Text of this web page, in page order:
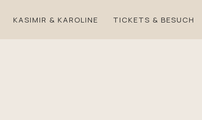
KASIMIR & KAROLINE TICKETS & BESUCH